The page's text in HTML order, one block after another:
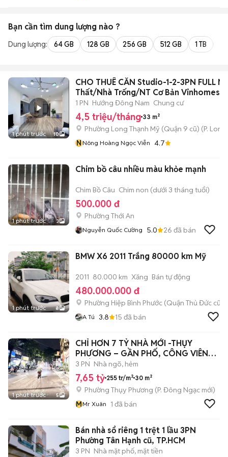
Bạn cần tìm dung lượng nào ?
Dung lượng: 64 GB 128 GB 256 GB 512 GB 1 TB
1 phút trước 10
CHO THUÊ CĂN Studio-1-2-3PN FULL
Thất/Nhà Trống/NT Cơ Bản Vinhomes
1 PN Hướng Đông Nam Chung cư
4,5 triệu/tháng 33 m²
Phường Long Thạnh Mỹ (Quận 9 cũ) (P.
NNông Hoàng Ngọc Viễn 4.7
1 phút trước 3
Chim bồ câu nhiều màu khỏe mạnh
Chim Bồ Câu Chim non (dưới 3 tháng tuổi)
500.000 đ
Phường Thới An
Nguyễn Quốc Cường 5.0 26 đã bán
1 phút trước 8
BMW X6 2011 Trắng 80000 km Mỹ
2011 80.000 km Xăng Bán tự động
480.000.000 đ
Phường Hiệp Bình Phước (Quận Thủ Đức cũ)
A Tú 3.8 15 đã bán
1 phút trước 5
CHỈ HƠN 7 TỶ NHÀ MỚI -THỤY
PHƯƠNG – GẦN PHỐ, CÔNG VIÊN
PHÚ THƯỢNG.
3 PN Nhà ngõ, hẻm
7,65 tỷ 255 tr/m² 30 m²
Phường Thụy Phương (P. Đông Ngạc mới)
MMr Xuân 1 đã bán
Bán nhà sổ riêng 1 trệt 1 lầu 3PN
Phường Tân Hạnh cũ, TP.HCM
3 PN Nhà mặt phố, mặt tiền